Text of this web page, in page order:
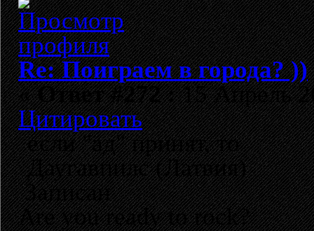
Re: Поиграем в города? ))
«Ответ #272 :15 Апрель
Цитировать
если "ад" принят, то
Даугавпилс (Латвия)
Записан
Are you ready to rock?